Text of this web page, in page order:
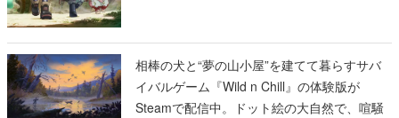
相棒の犬と“夢の山小屋”を建てて暮らすサバ
イバルゲーム『Wild n Chill』の体験版が
Steamで配信中。ドット絵の大自然で、喧騒